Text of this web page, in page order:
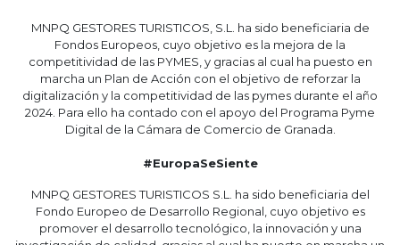
MNPQ GESTORES TURISTICOS, S.L. ha sido beneficiaria de
Fondos Europeos, cuyo objetivo es la mejora de la
competitividad de las PYMES, y gracias al cual ha puesto en
marcha un Plan de Acción con el objetivo de reforzar la
digitalización y la competitividad de las pymes durante el año
2024. Para ello ha contado con el apoyo del Programa Pyme
Digital de la Cámara de Comercio de Granada.
#EuropaSeSiente
MNPQ GESTORES TURISTICOS S.L. ha sido beneficiaria del
Fondo Europeo de Desarrollo Regional, cuyo objetivo es
promover el desarrollo tecnológico, la innovación y una